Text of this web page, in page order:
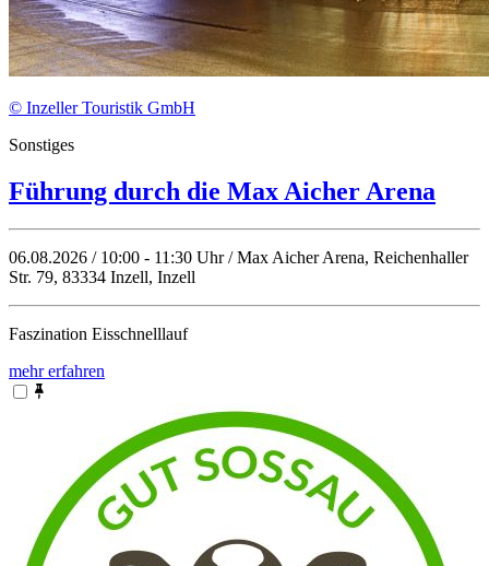
© Inzeller Touristik GmbH
Sonstiges
Führung durch die Max Aicher Arena
06.08.2026 / 10:00 - 11:30 Uhr / Max Aicher Arena, Reichenhaller
Str. 79, 83334 Inzell, Inzell
Faszination Eisschnelllauf
mehr erfahren